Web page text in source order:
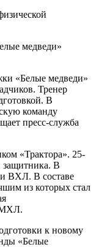
«Белые медведи»
Тренер
В
команду
пресс-служба
«Трактора». 25-
защитника. В
ВХЛ. В составе
из которых стал
МХЛ.
к новому
«Белые